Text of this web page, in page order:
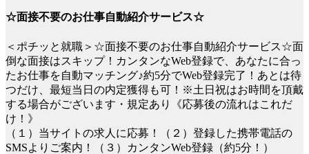
☆面接不要のお仕事自動紹介サービス☆
＜ポチッと就職＞☆面接不要のお仕事自動紹介サービス☆面
倒な面接はスキップ！カンタンなWeb登録で、あなたに合っ
たお仕事を自動マッチング♪約5分でWeb登録完了！あとは待
つだけ、最短当日の内定獲得も可！※土日祝はお時間を頂戴
する場合がございます・規定あり《応募後の流れはこれだ
け！》
（１）当サイトの求人に応募！（２）登録した携帯電話の
SMSよりご案内！（３）カンタンWeb登録（約5分！）